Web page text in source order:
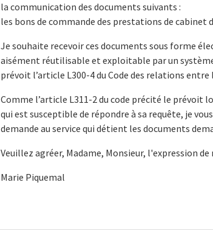
la communication des documents suivants :
les bons de commande des prestations de cabinet
Je souhaite recevoir ces documents sous forme
aisément réutilisable et exploitable par un
prévoit l’article L300-4 du Code des relations
Comme l’article L311-2 du code précité le prévoit
qui est susceptible de répondre à sa requête, je
demande au service qui détient les documents
Veuillez agréer, Madame, Monsieur, l'expression
Marie Piquemal